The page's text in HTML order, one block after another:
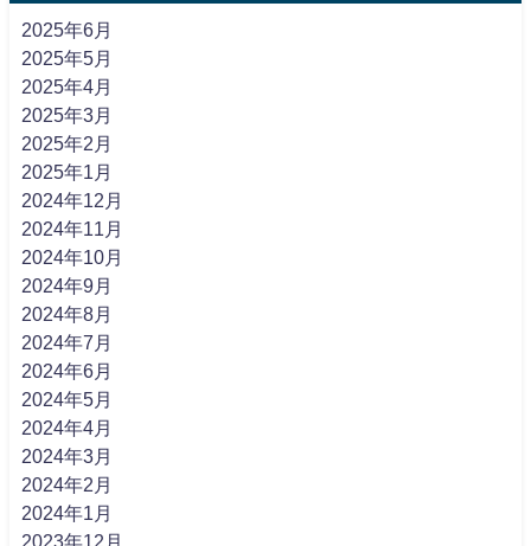
2025年6月
2025年5月
2025年4月
2025年3月
2025年2月
2025年1月
2024年12月
2024年11月
2024年10月
2024年9月
2024年8月
2024年7月
2024年6月
2024年5月
2024年4月
2024年3月
2024年2月
2024年1月
2023年12月